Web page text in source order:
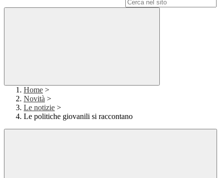
Home >
Novità >
Le notizie >
Le politiche giovanili si raccontano